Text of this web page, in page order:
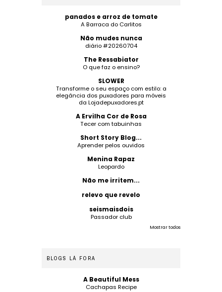
panados e arroz de tomate
A Barraca do Carlitos
Não mudes nunca
diário #20260704
The Ressabiator
O que faz o ensino?
SLOWER
Transforme o seu espaço com estilo: a
elegância dos puxadores para móveis
da Lojadepuxadores.pt
A Ervilha Cor de Rosa
Tecer com tabuinhas
Short Story Blog...
Aprender pelos ouvidos
Menina Rapaz
Leopardo
Não me irritem...
relevo que revelo
seismaisdois
Passador club
Mostrar todos
BLOGS LÁ FORA
A Beautiful Mess
Cachapas Recipe